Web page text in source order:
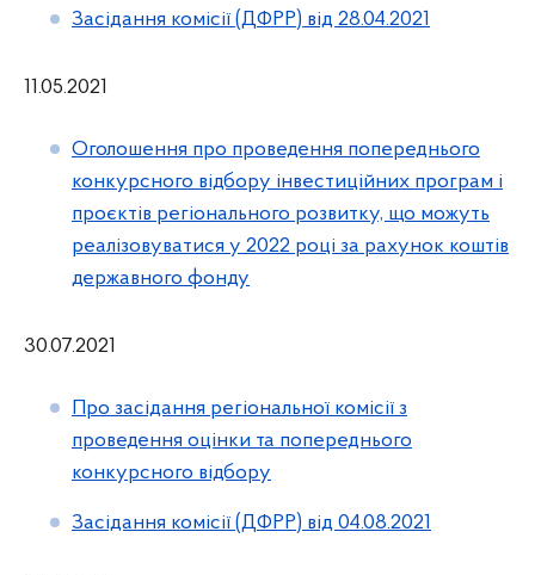
Засідання комісії (ДФРР) від 28.04.2021
11.05.2021
Оголошення про проведення попереднього
конкурсного відбору інвестиційних програм і
проєктів регіонального розвитку, що можуть
реалізовуватися у 2022 році за рахунок коштів
державного фонду
30.07.2021
Про засідання регіональної комісії з
проведення оцінки та попереднього
конкурсного відбору
Засідання комісії (ДФРР) від 04.08.2021